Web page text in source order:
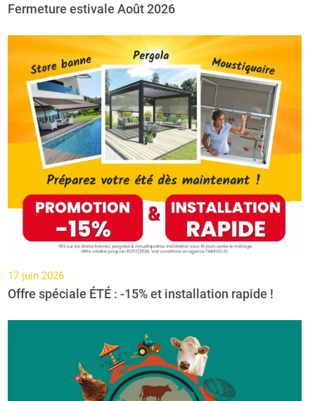
Fermeture estivale Août 2026
17 juin 2026
Offre spéciale ÉTÉ : -15% et installation rapide !